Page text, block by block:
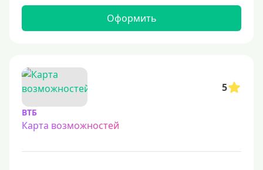
Оформить
5
ВТБ
Карта возможностей